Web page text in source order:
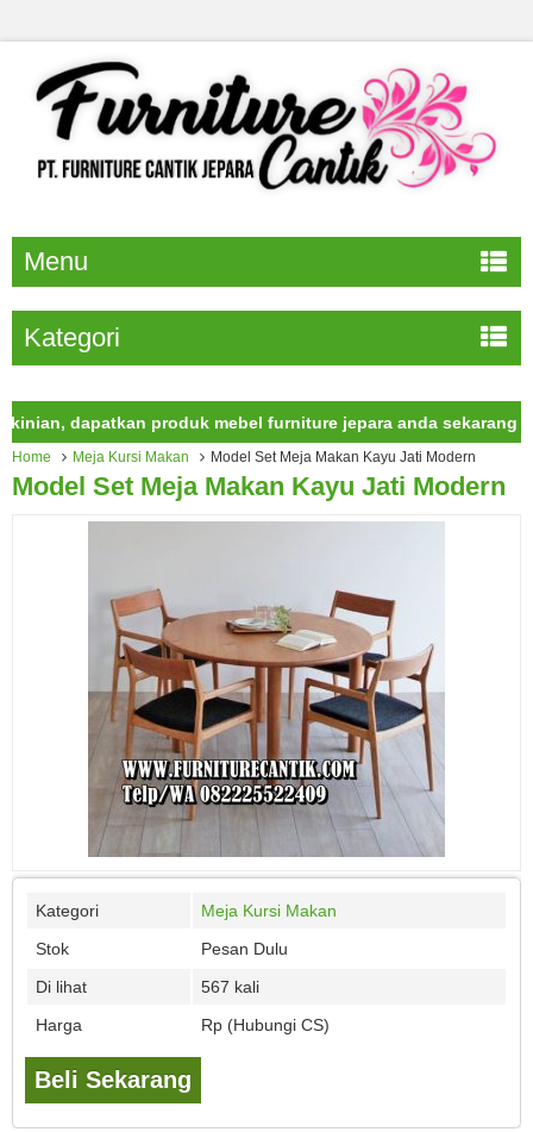
Menu
Kategori
produk mebel furniture jepara anda sekarang juga.
Home Meja Kursi Makan Model Set Meja Makan Kayu Jati Modern
Model Set Meja Makan Kayu Jati Modern
Kategori
Meja Kursi Makan
Stok
Pesan Dulu
Di lihat
567 kali
Harga
Rp (Hubungi CS)
Beli Sekarang